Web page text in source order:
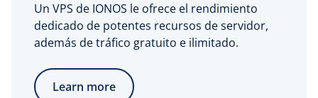
Un VPS de IONOS le ofrece el rendimiento
dedicado de potentes recursos de servidor,
además de tráfico gratuito e ilimitado.
Learn more